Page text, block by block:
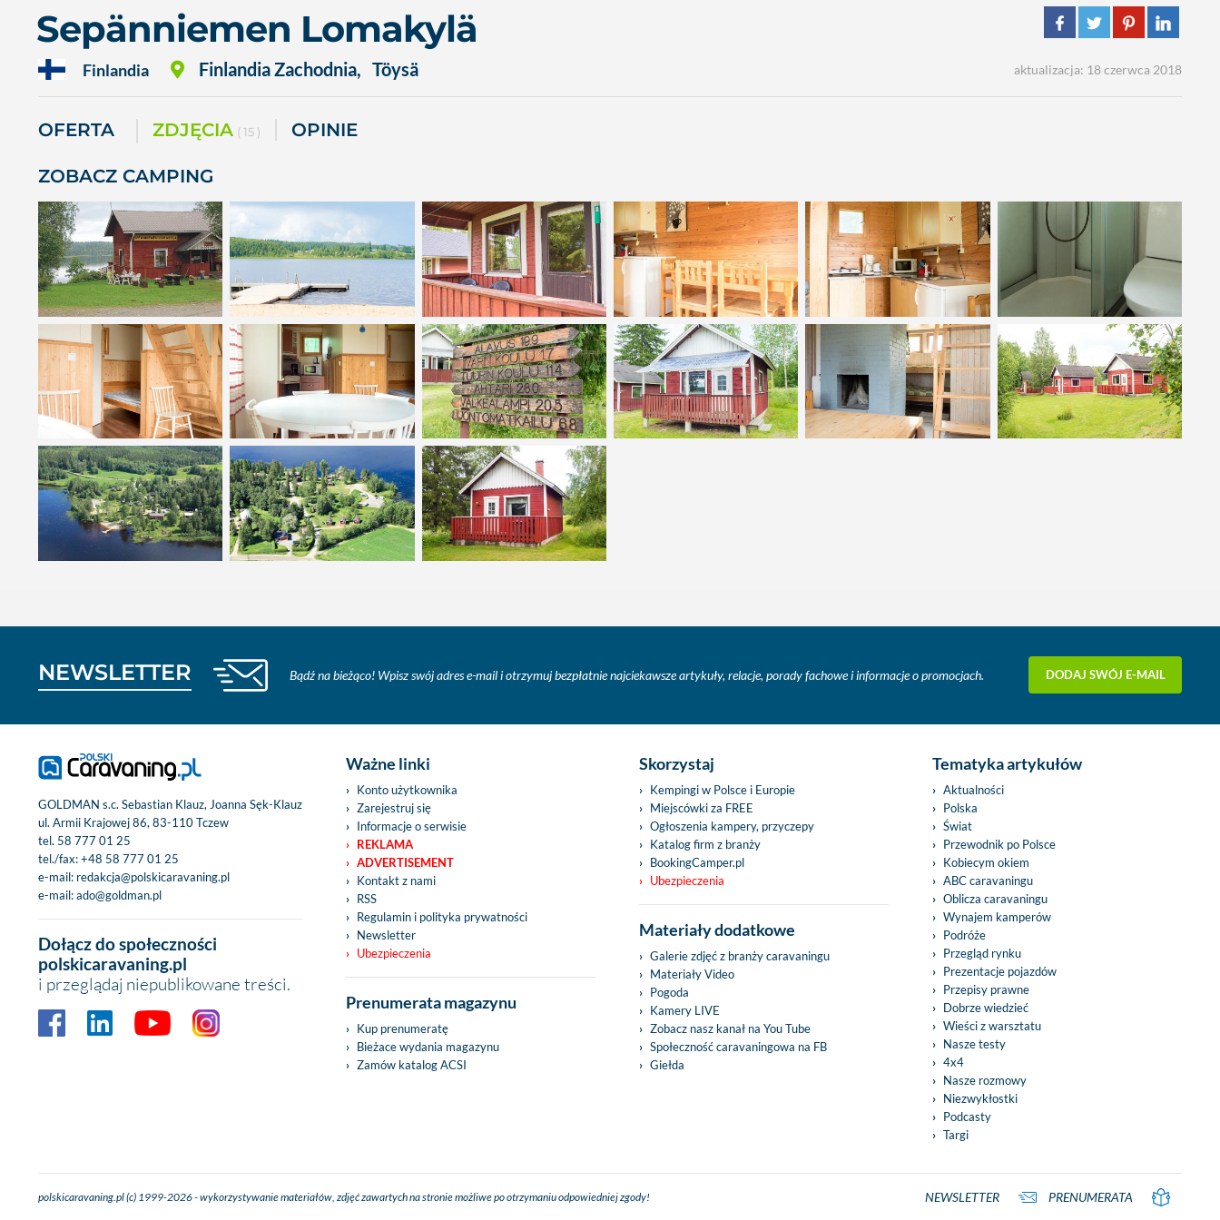
Sepänniemen Lomakylä
Finlandia Finlandia Zachodnia, Töysä aktualizacja: 18 czerwca 2018
OFERTA ZDJĘCIA ( 15 ) OPINIE
ZOBACZ CAMPING
NEWSLETTER Bądź na bieżąco! Wpisz swój adres e-mail i otrzymuj bezpłatnie najciekawsze artykuły, relacje, porady fachowe i informacje o promocjach. DODAJ SWÓJ E-MAIL
GOLDMAN s.c. Sebastian Klauz, Joanna Sęk-Klauz
ul. Armii Krajowej 86, 83-110 Tczew
tel. 58 777 01 25
tel./fax:+48 58 777 01 25
e-mail: redakcja@polskicaravaning.pl
e-mail:ado@goldman.pl
Dołącz do społeczności
polskicaravaning.pl
i przeglądaj niepublikowane treści.
Ważne linki
Konto użytkownika
Zarejestruj się
Informacje o serwisie
REKLAMA
ADVERTISEMENT
Kontakt z nami
RSS
Regulamin i polityka prywatności
Newsletter
Ubezpieczenia
Prenumerata magazynu
Kup prenumeratę
Bieżace wydania magazynu
Zamów katalog ACSI
Skorzystaj
Kempingi w Polsce i Europie
Miejscówki za FREE
Ogłoszenia kampery, przyczepy
Katalog firm z branży
BookingCamper.pl
Ubezpieczenia
Materiały dodatkowe
Galerie zdjęć z branży caravaningu
Materiały Video
Pogoda
Kamery LIVE
Zobacz nasz kanał na You Tube
Społeczność caravaningowa na FB
Giełda
Tematyka artykułów
Aktualności
Polska
Świat
Przewodnik po Polsce
Kobiecym okiem
ABC caravaningu
Oblicza caravaningu
Wynajem kamperów
Podróże
Przegląd rynku
Prezentacje pojazdów
Przepisy prawne
Dobrze wiedzieć
Wieści z warsztatu
Nasze testy
4x4
Nasze rozmowy
Niezwykłostki
Podcasty
Targi
polskicaravaning.pl (c) 1999-2026 - wykorzystywanie materiałów, zdjęć zawartych na stronie możliwe po otrzymaniu odpowiedniej zgody! NEWSLETTER PRENUMERATA